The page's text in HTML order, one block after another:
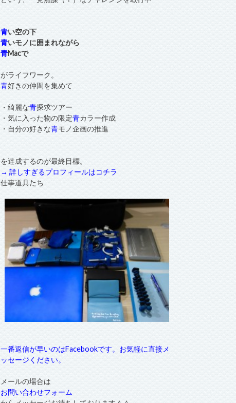
青い空の下
青いモノに囲まれながら
青Macで
がライフワーク。
青好きの仲間を集めて
・綺麗な青探求ツアー
・気に入った物の限定青カラー作成
・自分の好きな青モノ企画の推進
を達成するのが最終目標。
→ 詳しすぎるプロフィールはコチラ
仕事道具たち
一番返信が早いのはFacebookです。お気軽に直接メ
ッセージください。
メールの場合は
お問い合わせフォーム